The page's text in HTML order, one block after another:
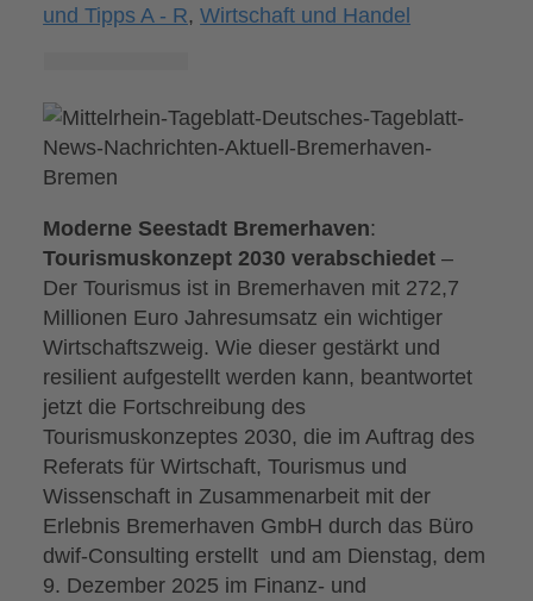
und Tipps A - R,Wirtschaft und Handel
Moderne Seestadt Bremerhaven:
Tourismuskonzept 2030 verabschiedet –
Der Tourismus ist in Bremerhaven mit 272,7
Millionen Euro Jahresumsatz ein wichtiger
Wirtschaftszweig. Wie dieser gestärkt und
resilient aufgestellt werden kann, beantwortet
jetzt die Fortschreibung des
Tourismuskonzeptes 2030, die im Auftrag des
Referats für Wirtschaft, Tourismus und
Wissenschaft in Zusammenarbeit mit der
Erlebnis Bremerhaven GmbH durch das Büro
dwif-Consulting erstellt und am Dienstag, dem
9. Dezember 2025 im Finanz- und